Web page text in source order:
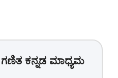
ಗಣಿತ ಕನ್ನಡ ಮಾಧ್ಯಮ